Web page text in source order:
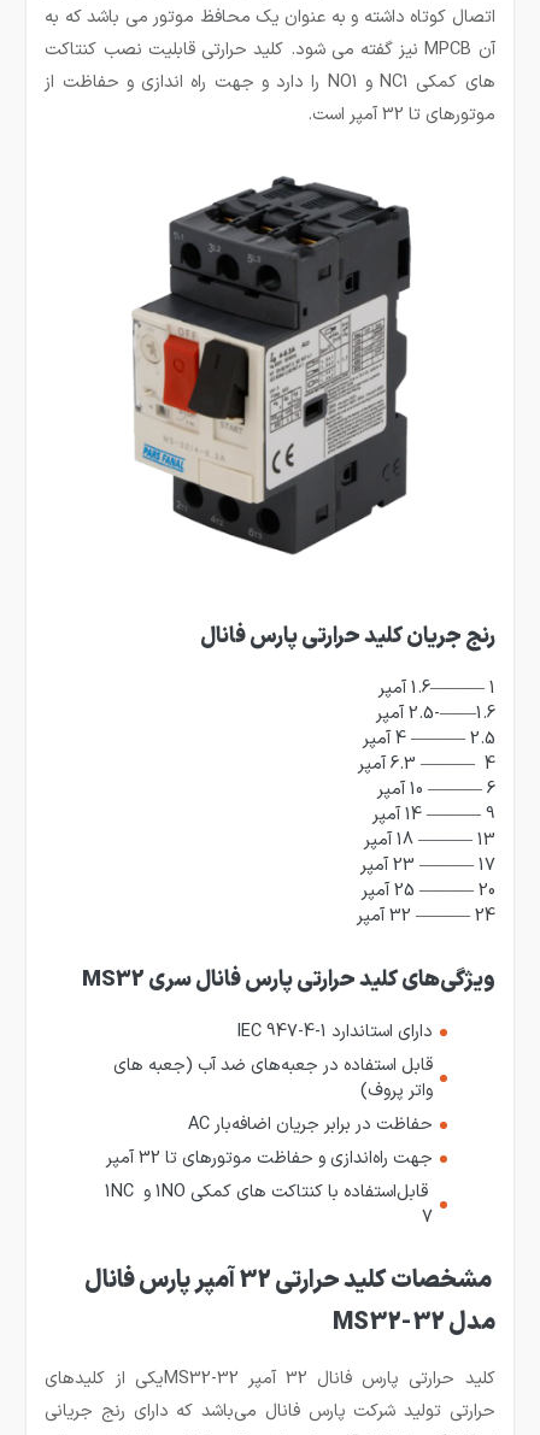
اتصال کوتاه داشته و به عنوان یک محافظ موتور می باشد که به
آن MPCB نیز گفته می شود. کلید حرارتی قابلیت نصب کنتاکت
های کمکی NC1 و NO1 را دارد و جهت راه اندازی و حفاظت از
موتورهای تا 32 آمپر است.
رنج جریان کلید حرارتی پارس فانال
1 ———1.6 آمپر
1.6——-2.5 آمپر
2.5 ——— 4 آمپر
4 ——— 6.3 آمپر
6 ——— 10 آمپر
9 ——— 14 آمپر
13 ——— 18 آمپر
17 ——— 23 آمپر
20 ——— 25 آمپر
24 ——— 32 آمپر
ویژگی‌های کلید حرارتی پارس فانال سری MS32
دارای استاندارد IEC 947-4-1
قابل‌ استفاده در جعبه‌های ضد آب (جعبه های
واتر پروف)
حفاظت در برابر جریان اضافه‌بار AC
جهت راه‌اندازی و حفاظت موتورهای تا 32 آمپر
قابل‌استفاده با کنتاکت های کمکی 1NO و 1NC
7
مشخصات کلید حرارتی 32 آمپر پارس فانال
مدل MS32-32
کلید حرارتی پارس فانال 32 آمپر MS32-32یکی از کلیدهای
حرارتی تولید شرکت پارس فانال می‌باشد که دارای رنج جریانی